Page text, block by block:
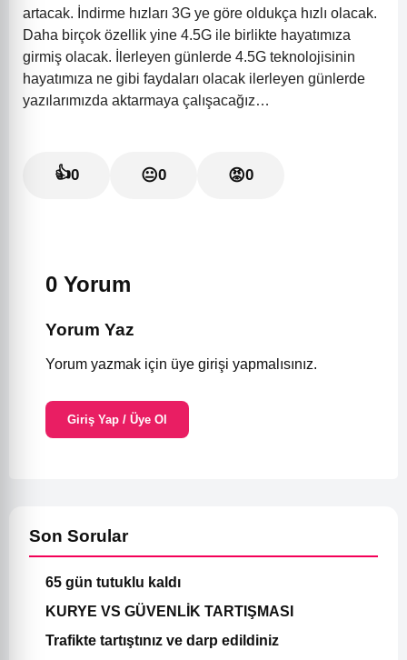
artacak. İndirme hızları 3G ye göre oldukça hızlı olacak.
Daha birçok özellik yine 4.5G ile birlikte hayatımıza
girmiş olacak.
İlerleyen günlerde 4.5G teknolojisinin
hayatımıza ne gibi faydaları olacak ilerleyen günlerde
yazılarımızda aktarmaya çalışacağız…
👍0 😐0 😡0
0 Yorum
Yorum Yaz
Yorum yazmak için üye girişi yapmalısınız.
Giriş Yap / Üye Ol
Son Sorular
65 gün tutuklu kaldı
KURYE VS GÜVENLİK TARTIŞMASI
Trafikte tartıştınız ve darp edildiniz